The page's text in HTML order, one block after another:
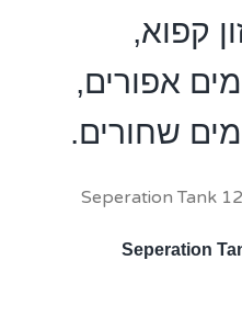
קפוא,
אפורים,
שחורים.